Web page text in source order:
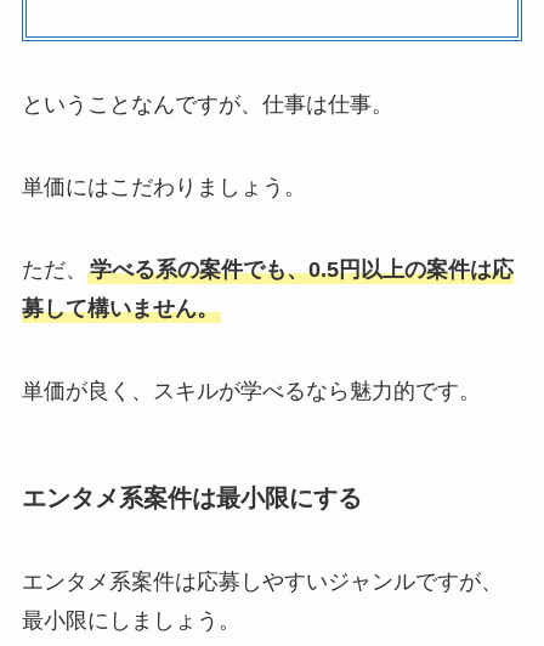
ということなんですが、仕事は仕事。
単価にはこだわりましょう。
ただ、 学べる系の案件でも、0.5円以上の案件は応
募して構いません。
単価が良く、スキルが学べるなら魅力的です。
エンタメ系案件は最小限にする
エンタメ系案件は応募しやすいジャンルですが、
最小限にしましょう。